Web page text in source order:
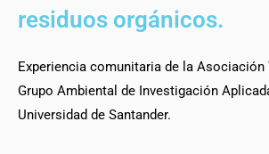
residuos orgánicos.
Experiencia comunitaria de la Asociación
Grupo Ambiental de Investigación
Universidad de Santander.